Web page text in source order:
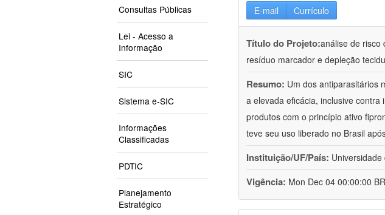
Consultas Públicas
Lei - Acesso a
Informação
SIC
Sistema e-SIC
Informações
Classificadas
PDTIC
Planejamento
Estratégico
E-mail Currículo
Título do Projeto:análise de risco
resíduo marcador e depleção
Resumo: Um dos antiparasitários
a elevada eficácia, inclusive
produtos com o princípio ativo
teve seu uso liberado no Brasil
Instituição/UF/País:
Vigência: Mon Dec 04 00:00:00